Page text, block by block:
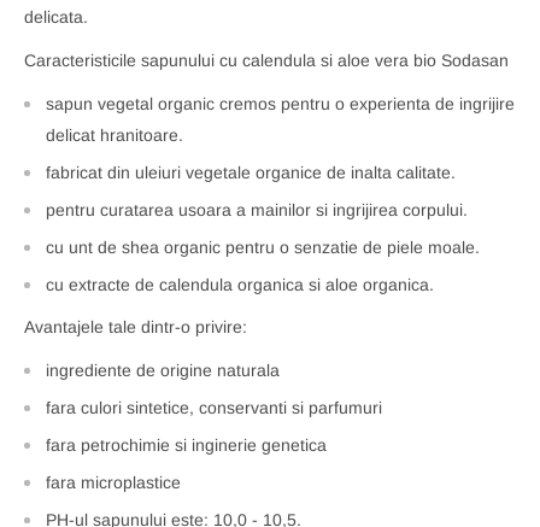
delicata.
Caracteristicile sapunului cu calendula si aloe vera bio Sodasan
sapun vegetal organic cremos pentru o experienta de ingrijire
delicat hranitoare.
fabricat din uleiuri vegetale organice de inalta calitate.
pentru curatarea usoara a mainilor si ingrijirea corpului.
cu unt de shea organic pentru o senzatie de piele moale.
cu extracte de calendula organica si aloe organica.
Avantajele tale dintr-o privire:
ingrediente de origine naturala
fara culori sintetice, conservanti si parfumuri
fara petrochimie si inginerie genetica
fara microplastice
PH-ul sapunului este: 10,0 - 10,5.